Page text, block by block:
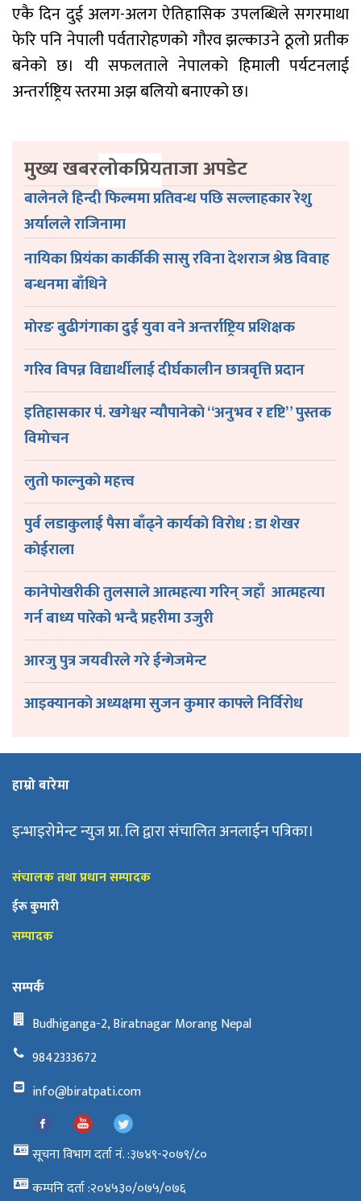
एकै दिन दुई अलग-अलग ऐतिहासिक उपलब्धिले सगरमाथा
फेरि पनि नेपाली पर्वतारोहणको गौरव झल्काउने ठूलो प्रतीक
बनेको छ। यी सफलताले नेपालको हिमाली पर्यटनलाई
अन्तर्राष्ट्रिय स्तरमा अझ बलियो बनाएको छ।
मुख्य खबरलोकप्रियताजा अपडेट
बालेनले हिन्दी फिल्ममा प्रतिवन्ध पछि सल्लाहकार रेशु
अर्यालले राजिनामा
नायिका प्रियंका कार्कीकी सासु रविना देशराज श्रेष्ठ विवाह
बन्धनमा बाँधिने
माेरङ बुढीगंगाका दुई युवा वने अन्तर्राष्ट्रिय प्रशिक्षक
गरिव विपन्न विद्यार्थीलाई दीर्घकालीन छात्रवृत्ति प्रदान
इतिहासकार पं. खगेश्वर न्यौपानेकाे “अनुभव र दृष्टि” पुस्तक
विमाेचन
लुतो फाल्नुकाे महत्त्व
पुर्व लडाकुलाई पैसा बाँढ्ने कार्यकाे विराेध : डा शेखर
काेईराला
कानेपोखरीकी तुलसाले आत्महत्या गरिन् जहाँ आत्महत्या
गर्न बाध्य पारेको भन्दै प्रहरीमा उजुरी
आरजु पुत्र जयवीरले गरे ईन्गेजमेन्ट
आइक्यानकाे अध्यक्षमा सुजन कुमार काफ्ले निर्विरोध
हाम्रो बारेमा
इन्भाइरोमेन्ट न्युज प्रा. लि द्वारा संचालित अनलाईन पत्रिका।
संचालक तथा प्रधान सम्पादक
ईरू कुमारी
सम्पादक
सम्पर्क
Budhiganga-2, Biratnagar Morang Nepal
9842333672
info@biratpati.com
सूचना विभाग दर्ता नं. :३७४९-२०७९/८०
कम्पनि दर्ता :२०४५३०/०७५/०७६